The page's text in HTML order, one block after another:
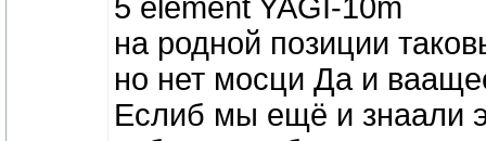
5 element YAGI-10m
на родной позиции
но нет мосци Да и
Еслиб мы ещё и знаали